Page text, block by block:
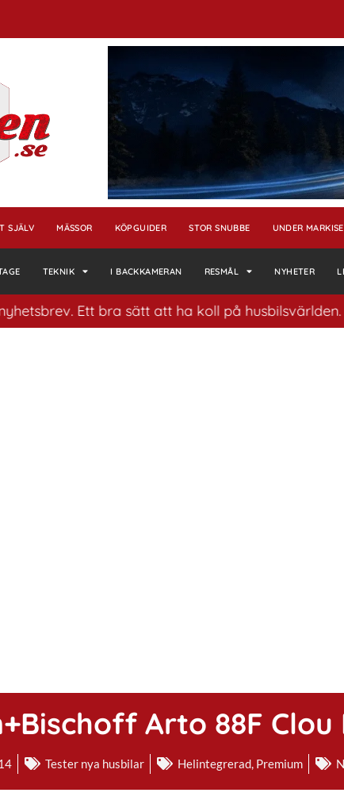
SJÄLV MÄSSOR KÖPGUIDER STOR SNUBBE UNDER
TEKNIK I BACKKAMERAN RESMÅL NYHETER
Ett bra sätt att ha koll på husbilsvärlden.
Arto 88F Clou
Tester nya husbilar Helintegrerad, Premium